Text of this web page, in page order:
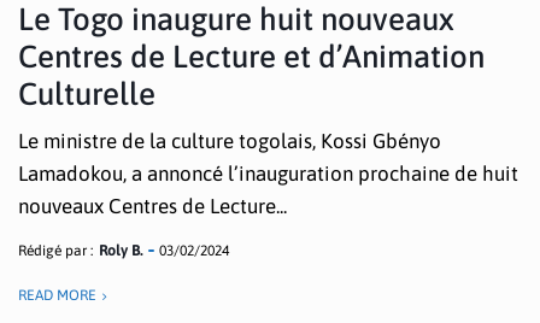
Le Togo inaugure huit nouveaux
Centres de Lecture et d’Animation
Culturelle
Le ministre de la culture togolais, Kossi Gbényo
Lamadokou, a annoncé l’inauguration prochaine de huit
nouveaux Centres de Lecture...
Rédigé par : Roly B. 03/02/2024
READ MORE